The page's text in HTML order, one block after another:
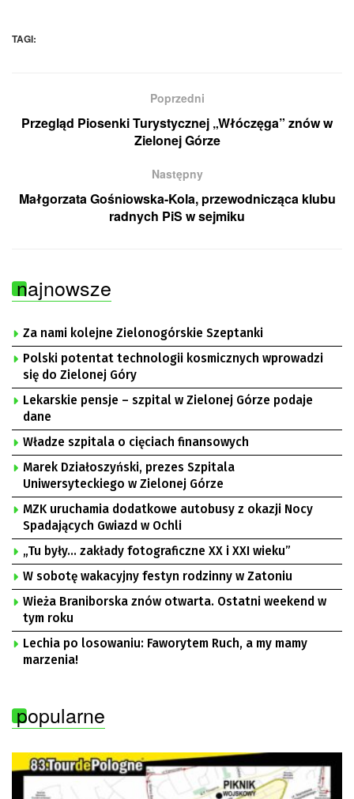
TAGI:
Poprzedni
Przegląd Piosenki Turystycznej „Włóczęga” znów w
Zielonej Górze
Następny
Małgorzata Gośniowska-Kola, przewodnicząca klubu
radnych PiS w sejmiku
najnowsze
Za nami kolejne Zielonogórskie Szeptanki
Polski potentat technologii kosmicznych wprowadzi
się do Zielonej Góry
Lekarskie pensje – szpital w Zielonej Górze podaje
dane
Władze szpitala o cięciach finansowych
Marek Działoszyński, prezes Szpitala
Uniwersyteckiego w Zielonej Górze
MZK uruchamia dodatkowe autobusy z okazji Nocy
Spadających Gwiazd w Ochli
„Tu były… zakłady fotograficzne XX i XXI wieku”
W sobotę wakacyjny festyn rodzinny w Zatoniu
Wieża Braniborska znów otwarta. Ostatni weekend w
tym roku
Lechia po losowaniu: Faworytem Ruch, a my mamy
marzenia!
popularne